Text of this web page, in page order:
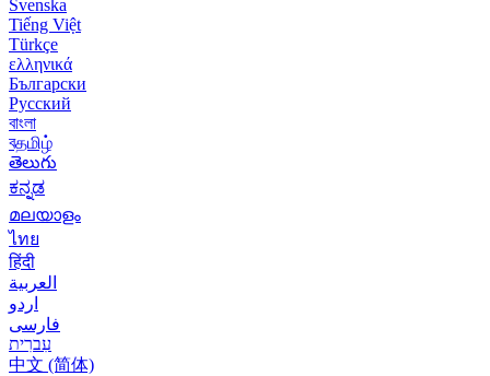
Svenska
Tiếng Việt
Türkçe
ελληνικά
Български
Русский
বাংলা
বதமிழ்
తెలుగు
ಕನ್ನಡ
മലയാളം
ไทย
हिंदी
العربية
اردو
فارسی
עִברִית
中文 (简体)